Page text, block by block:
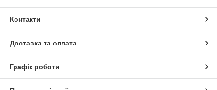
Контакти
Доставка та оплата
Графік роботи